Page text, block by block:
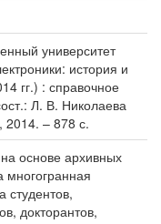
университет
история и
гг.) : справочное
Л. В. Николаева
– 878 с.
основе архивных
многогранная
студентов,
докторантов,